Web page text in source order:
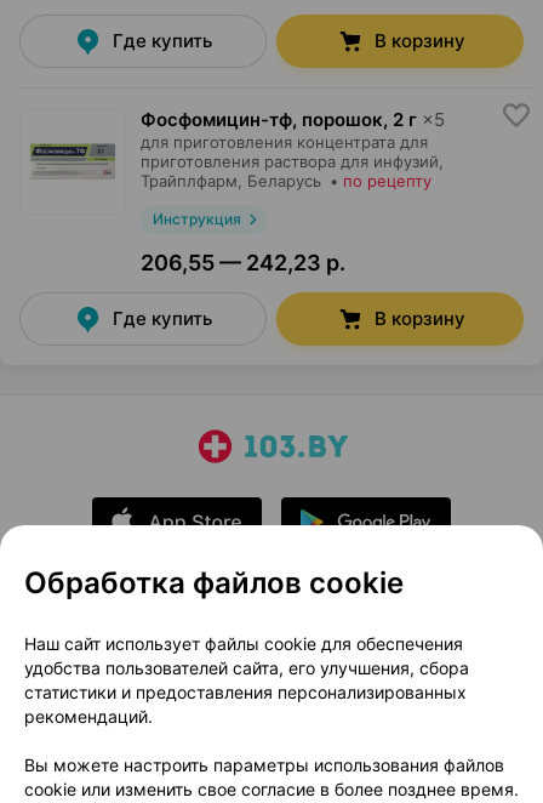
Где купить В корзину
Фосфомицин-тф, порошок, 2 г ×5
для приготовления концентрата для
приготовления раствора для инфузий,
Трайплфарм, Беларусь • по рецепту
Инструкция
206,55 — 242,23 р.
Где купить В корзину
О проекте
Новости проекта
Размещение рекламы
Медицинский маркетинг
Публичный договор
Доставка
Способы оплаты
Вакансии
Партнеры
Обработка файлов cookie
Наш сайт использует файлы cookie для обеспечения
удобства пользователей сайта, его улучшения, сбора
статистики и предоставления персонализированных
рекомендаций.
Вы можете настроить параметры использования файлов
cookie или изменить свое согласие в более позднее время.